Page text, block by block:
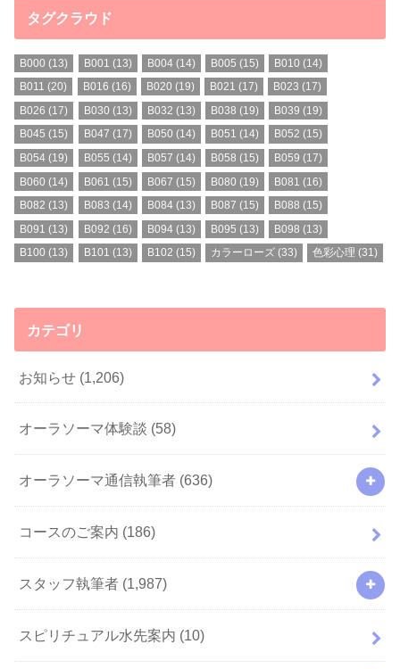
タグクラウド
B000 (13) B001 (13) B004(14) B005 (15) B010 (14)
B011 (20) B016 (16) B020 (19) B021 (17) B023 (17)
B026 (17) B030 (13) B032 (13) B038 (19) B039 (19)
B045 (15) B047 (17) B050 (14) B051 (14) B052 (15)
B054 (19) B055 (14) B057 (14) B058 (15) B059 (17)
B060 (14) B061 (15) B067 (15) B080 (19) B081 (16)
B082 (13) B083 (14) B084(13) B087 (15) B088 (15)
B091 (13) B092 (16) B094(13) B095 (13) B098 (13)
B100 (13) B101 (13) B102 (15) カラーローズ (33) 色彩心理 (31)
カテゴリ
お知らせ (1,206)
オーラソーマ体験談 (58)
オーラソーマ通信執筆者 (636)
コースのご案内 (186)
スタッフ執筆者 (1,987)
スピリチュアル水先案内 (10)